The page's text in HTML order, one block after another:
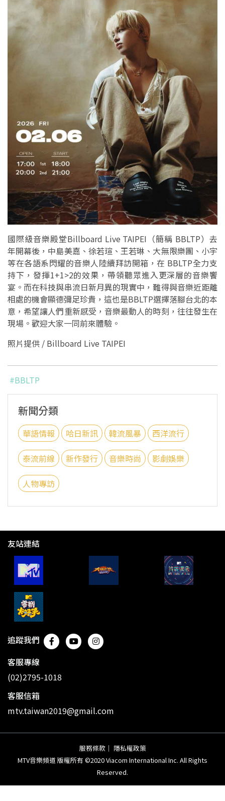
國際級音樂殿堂Billboard Live TAIPEI（簡稱 BBLTP）去
年開幕後，中島美嘉、徐若瑄、王若琳、大無限樂團、小宇
等在各語系閃耀的音樂人陸續拜訪開箱，在 BBLTP全力支
持下，發揮1+1>2的效果，帶領聽眾進入更深層的音樂饗
宴。而在科技與串流日新月異的現實中，難得與音樂近距離
相處的機會顯德彌足珍貴，這也是BBLTP選擇落腳台北的本
意，希望讓人們重新感受，音樂最動人的時刻，往往發生在
現場。歡迎大家一同前來體驗。
照片提供 / Billboard Live TAIPEI
#BBLTP
新聞分類
華語情報 哈日新訊 韓流風暴 西洋流行
泰流前線 新作發行 音樂時尚 影劇娛樂
人物專訪
友站連結
追蹤我們
客服專線
(02)2795-1018
客服信箱
mtv.taiwan2019@gmail.com
服務條款 ｜ 隱私權政策
MTV音樂頻道 版權所有 ©2020 Viacom International Inc. All Rights
Reserved.